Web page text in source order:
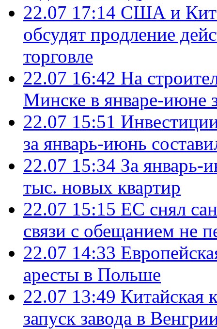
22.07 17:14 США и
обсудят продление
торговле
22.07 16:42 На
Минске в январе-июне
22.07 15:51
за январь-июнь
22.07 15:34 За январь-
тыс. новых квартир
22.07 15:15 ЕС снял
связи с обещанием не
22.07 14:33
аресты в Польше
22.07 13:49 Китайская
запуск завода в